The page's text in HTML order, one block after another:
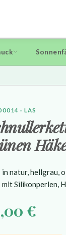
· LAS
in natur, hellgrau,
mit Silikonperlen,
€